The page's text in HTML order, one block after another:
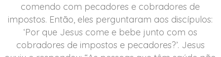
comendo com pecadores e cobradores de
impostos. Então, eles perguntaram aos discípulos:
‘Por que Jesus come e bebe junto com os
cobradores de impostos e pecadores?’. Jesus